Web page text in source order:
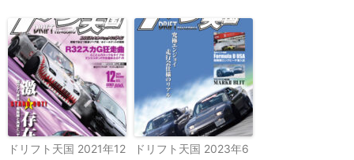
ドリフト天国 2021年12
ドリフト天国 2023年6